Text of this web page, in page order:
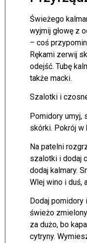
Świeżego
wyjmij głowę z
– coś
Rękami zerwij
odejść. Tubę
także macki.
Szalotki i
Pomidory umyj,
skórki. Pokrój w
Na patelni
szalotki i dodaj
dodaj kalmary.
Wlej wino i duś,
Dodaj pomidory
świeżo
za dużo, bo
cytryny.